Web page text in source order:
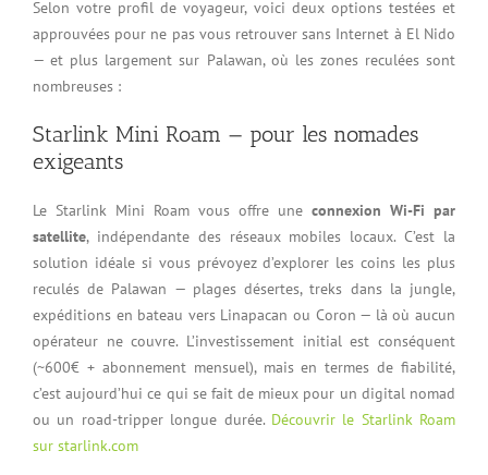
Selon votre profil de voyageur, voici deux options testées et
approuvées pour ne pas vous retrouver sans Internet à El Nido
— et plus largement sur Palawan, où les zones reculées sont
nombreuses :
Starlink Mini Roam — pour les nomades
exigeants
Le Starlink Mini Roam vous offre une connexion Wi-Fi par
satellite, indépendante des réseaux mobiles locaux. C’est la
solution idéale si vous prévoyez d’explorer les coins les plus
reculés de Palawan — plages désertes, treks dans la jungle,
expéditions en bateau vers Linapacan ou Coron — là où aucun
opérateur ne couvre. L’investissement initial est conséquent
(~600€ + abonnement mensuel), mais en termes de fiabilité,
c’est aujourd’hui ce qui se fait de mieux pour un digital nomad
ou un road-tripper longue durée. Découvrir le Starlink Roam
sur starlink.com